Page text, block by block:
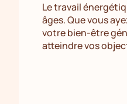
Le travail
âges. Que vous
votre bien-être
atteindre vos